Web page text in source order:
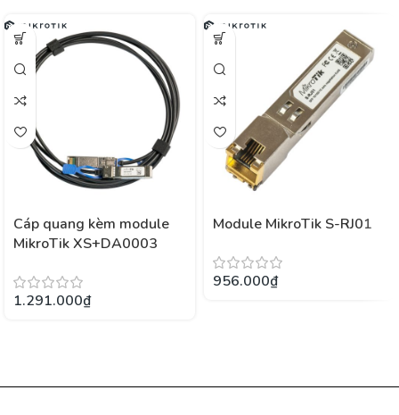
Cáp quang kèm module
MikroTik XS+DA0003
1.291.000₫
Module MikroTik S-RJ01
956.000₫